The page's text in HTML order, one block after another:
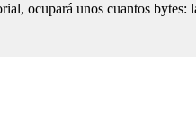
ocupará unos cuantos